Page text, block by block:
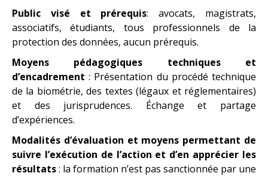
Public visé
et prérequis: avocats, magistrats,
associatifs, étudiants, tous professionnels de la
protection des données, aucun prérequis.
Moyens pédagogiques techniques et
d’encadrement : Présentation du procédé technique
de la biométrie, des textes (légaux et réglementaires)
et des jurisprudences. Échange et partage
d’expériences.
Modalités d’évaluation et moyens permettant de
suivre l’exécution de l’action et d’en apprécier les
résultats: la formation n’est pas sanctionnée par une